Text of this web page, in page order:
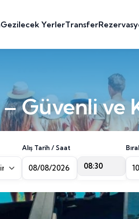
Gezilecek YerlerTransfer
Güvenli ve
[BJV]
Alış Tarih / Saat
08:30